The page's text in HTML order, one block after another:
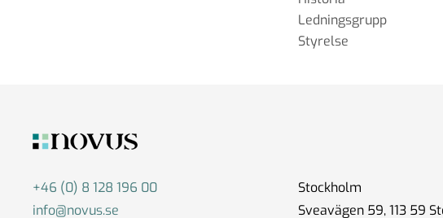
Ledningsgrupp
Styrelse
+46 (0) 8 128 196 00
info@novus.se
Stockholm
Sveavägen 59, 113 59